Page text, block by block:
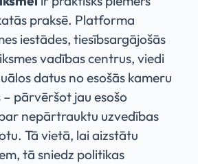
praksē. Platforma
iestādes, tiesībsargājošās
vadības centrus, viedi
datus no esošās kameru
pārvēršot jau esošo
nepārtrauktu uzvedības
Tā vietā, lai aizstātu
tā sniedz politikas